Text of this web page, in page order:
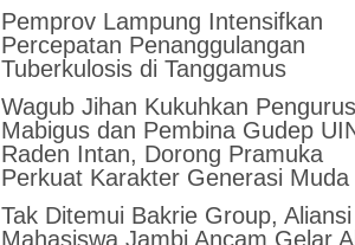
Pemprov Lampung Intensifkan
Percepatan Penanggulangan
Tuberkulosis di Tanggamus
Wagub Jihan Kukuhkan Pengurus
Mabigus dan Pembina Gudep
Raden Intan, Dorong Pramuka
Perkuat Karakter Generasi Muda
Tak Ditemui Bakrie Group, Aliansi
Mahasiswa Jambi Ancam Gelar